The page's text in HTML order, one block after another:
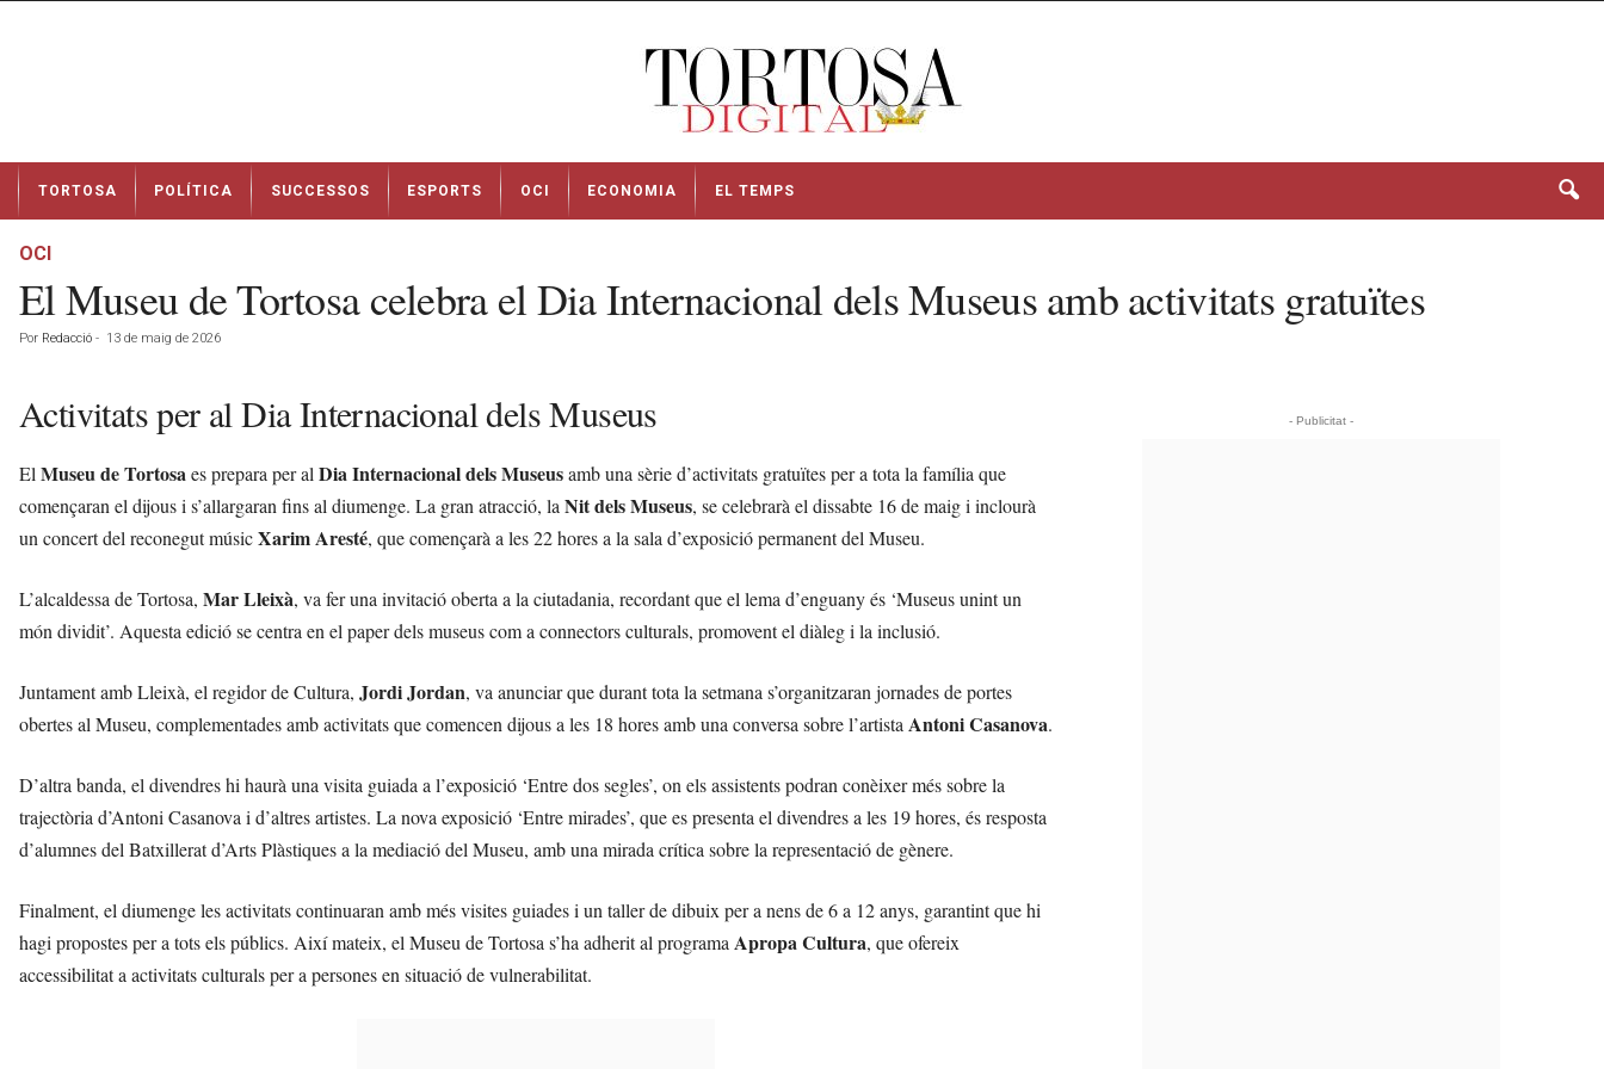
t
TORTOSA POLÍTICA SUCCESSOS ESPORTS OCI ECONOMIA EL TEMPS
OCI
El Museu de Tortosa celebra el Dia Internacional dels Museus amb activitats gratuïtes
Por Redacció - 13 de maig de 2026
Activitats per al Dia Internacional dels Museus
El Museu de Tortosaes prepara per al Dia Internacional dels Museusamb una sèrie d’activitats gratuïtes per a tota la família que
començaran el dijous i s’allargaran fins al diumenge. La gran atracció, la Nit dels Museus, se celebrarà el dissabte 16 de maig i inclourà
un concert del reconegut músicXarim Aresté, que començarà a les 22 hores a la sala d’exposició permanent del Museu.
L’alcaldessa de Tortosa, Mar Lleixà, va fer una invitació oberta a la ciutadania, recordant que el lema d’enguany és ‘Museus unint un
món dividit’. Aquesta edició se centra en el paper dels museus com a connectors culturals, promovent el diàleg i la inclusió.
Juntament amb Lleixà, el regidor de Cultura, Jordi Jordan, va anunciar que durant tota la setmana s’organitzaran jornades de portes
obertes al Museu, complementades amb activitats que comencen dijous a les 18 hores amb una conversa sobre l’artista Antoni Casanova.
D’altra banda, el divendres hi haurà una visita guiada a l’exposició ‘Entre dos segles’, on els assistents podran conèixer més sobre la
trajectòria d’Antoni Casanova i d’altres artistes. La nova exposició ‘Entre mirades’, que es presenta el divendres a les 19 hores, és resposta
d’alumnes del Batxillerat d’Arts Plàstiques a la mediació del Museu, amb una mirada crítica sobre la representació de gènere.
Finalment, el diumenge les activitats continuaran amb més visites guiades i un taller de dibuix per a nens de 6 a 12 anys, garantint que hi
hagi propostes per a tots els públics. Així mateix, el Museu de Tortosa s’ha adherit al programa Apropa Cultura, que ofereix
accessibilitat a activitats culturals per a persones en situació de vulnerabilitat.
- Publicitat -